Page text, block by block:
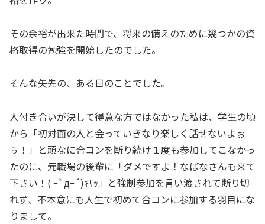
その余裕が出来た時間で、将来の備えのために幾つかの資
格取得の勉強を開始したのでした。
そんな矢先の、ある日のことでした。
人付き合いが決して得意な方ではなかった私は、学生の頃
から「初対面の人と会っていきなり楽しく話せないよぉ
ぅ！」と頑なに合コンを断り続け１度も参加してこなかっ
たのに、元職場の後輩に「ダメですよ！なばなさんも来て
下さい！( ｰ`дｰ´)ｷﾘｯ」と強制参加を言い渡されて断り切
れず、不本意にも人生で初めて合コンに参加する羽目にな
りまして。